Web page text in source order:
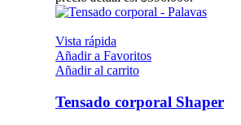
Vista rápida
Añadir a Favoritos
Añadir al carrito
Tensado corporal Shaper